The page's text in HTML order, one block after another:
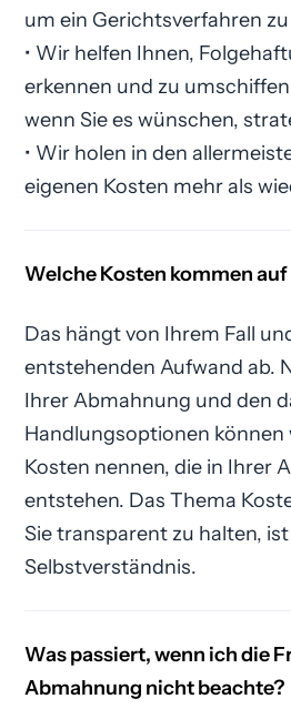
um ein Gerichtsverfahren
• Wir helfen Ihnen,
erkennen und zu
wenn Sie es wünschen,
• Wir holen in den
eigenen Kosten mehr als
Welche Kosten kommen
Das hängt von Ihrem Fall
entstehenden Aufwand ab.
Ihrer Abmahnung und den
Handlungsoptionen können
Kosten nennen, die in Ihrer
entstehen. Das Thema
Sie transparent zu halten,
Selbstverständnis.
Was passiert, wenn ich die
Abmahnung nicht beachte?